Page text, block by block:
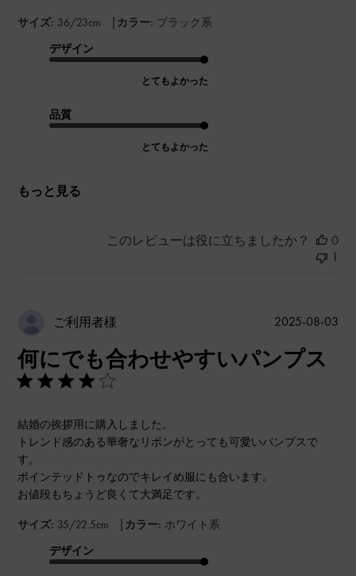
サイズ: 36/23cm | カラー: ブラック系
デザイン
とてもよかった
品質
とてもよかった
もっと見る
このレビューは役に立ちましたか？
0
1
ご利用者様
何にでも合わせやすいパンプス
結婚の挨拶用に購入しました。
トレンド感のある華奢なリボンがとっても可愛いパンプスで
す。
ポインテッドトゥなのでキレイめ服にも合います。
お値段もちょうど良くて大満足です。
サイズ: 35/22.5cm | カラー: ホワイト系
デザイン
公
2025-08-03